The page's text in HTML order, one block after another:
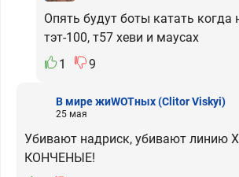
Опять будут боты катать когда
тэт-100, т57 хеви и маусах
1
9
В мире жиWOTных(Clitor Viskyi)
25 мая
Убивают надриск, убивают линию
КОНЧЕНЫЕ!